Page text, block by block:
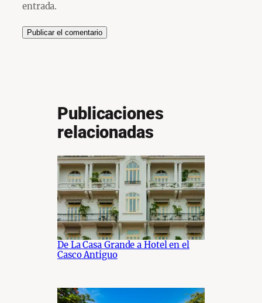
entrada.
Publicaciones
relacionadas
De La Casa Grande a Hotel en el
Casco Antiguo